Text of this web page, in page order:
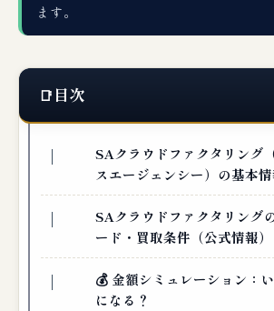
ます。
目次
SAクラウドファクタリング
スエージェンシー）の基本
SAクラウドファクタリング
ード・買取条件（公式情報）
💰 金額シミュレーション：
になる？